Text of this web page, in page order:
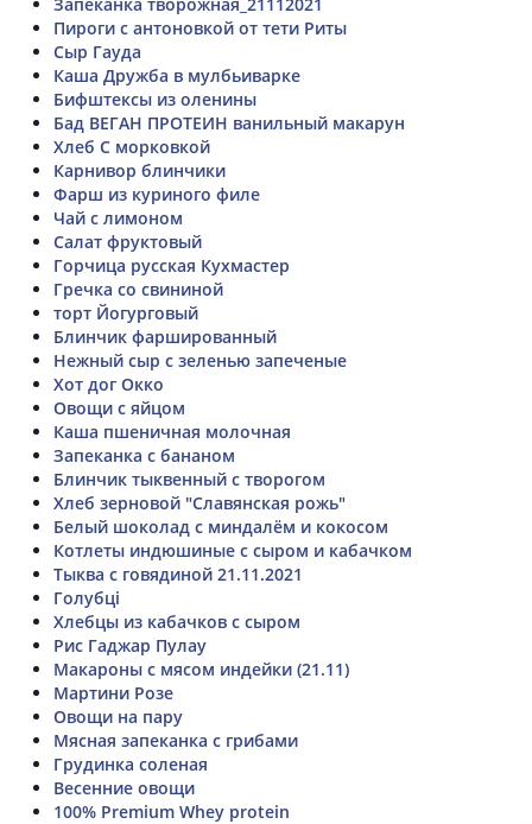
Пироги с антоновкой от тети Риты
Сыр Гауда
Каша Дружба в мулбьиварке
Бифштексы из оленины
Бад ВЕГАН ПРОТЕИН ванильный макарун
Хлеб С морковкой
Карнивор блинчики
Фарш из куриного филе
Чай с лимоном
Салат фруктовый
Горчица русская Кухмастер
Гречка со свининой
торт Йогурговый
Блинчик фаршированный
Нежный сыр с зеленью запеченые
Хот дог Окко
Овощи с яйцом
Каша пшеничная молочная
Запеканка с бананом
Блинчик тыквенный с творогом
Хлеб зерновой "Славянская рожь"
Белый шоколад с миндалём и кокосом
Котлеты индюшиные с сыром и кабачком
Тыква с говядиной 21.11.2021
Голубці
Хлебцы из кабачков с сыром
Рис Гаджар Пулау
Макароны с мясом индейки (21.11)
Мартини Розе
Овощи на пару
Мясная запеканка с грибами
Грудинка соленая
Весенние овощи
100% Premium Whey protein